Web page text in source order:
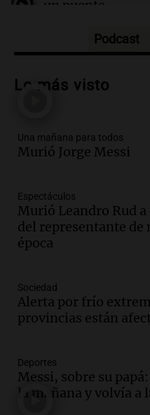
un puente
Audio.Messi
tras la muerte de
Audio.Ley de
en el Congreso
Episodios
Audio.Casabindo
celebración
Episodios
Audio. Borges,
"Tres hombres
Episodios
Audio.
Podcast
Lo más visto
Una mañana para todos
Murió Jorge Messi
Espectáculos
Murió Leandro Rud
del representante de
época
Sociedad
Alerta por frío
provincias están
Deportes
Messi, sobre su
la mañana y volvía a